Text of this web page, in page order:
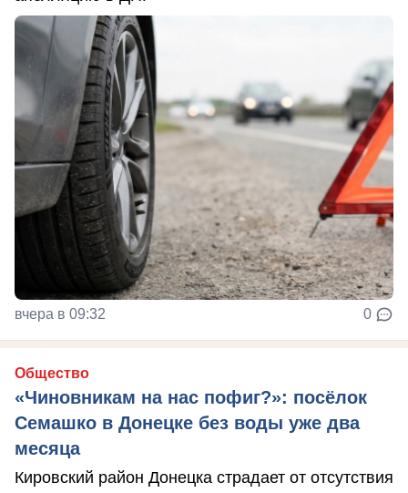
вчера в 09:32 0
Общество
«Чиновникам на нас пофиг?»: посёлок
Семашко в Донецке без воды уже два
месяца
Кировский район Донецка страдает от отсутствия